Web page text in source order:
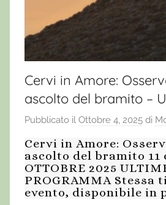
Cervi in Amore:
ascolto del bramito –
Pubblicato il Ottobre 4, 2025 di
Cervi in Amore:
ascolto del bramito 11
OTTOBRE 2025
PROGRAMMA Stessa
evento, disponibile in